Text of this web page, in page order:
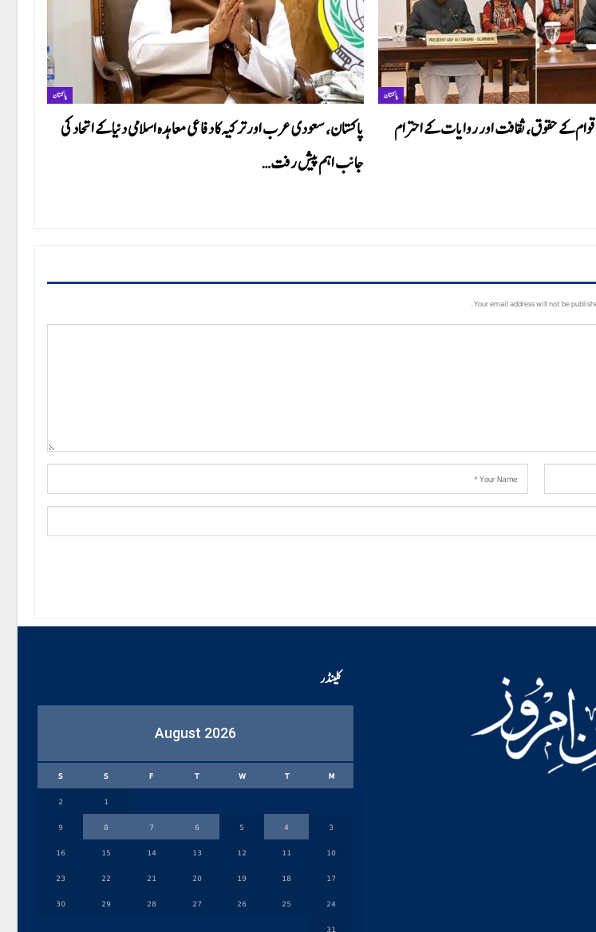
پاکستان
پاکستان، سعودی عرب اور ترکیہ کا دفاعی معاہدہ اسلامی دنیا کے اتحاد کی
جانب اہم پیش رفت…
پاکستان
کے حقوق، ثقافت اور روایات کے احترام
Your email address will not be
کلینڈر
August 2026
M
T
W
T
F
S
S
1
2
3
4
5
6
7
8
9
10
11
12
13
14
15
16
17
18
19
20
21
22
23
24
25
26
27
28
29
30
31